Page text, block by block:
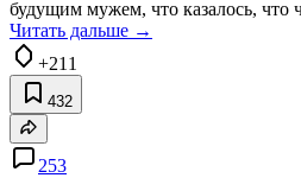
будущим мужем, что казалось, что
Читать дальше →
+211
432
253